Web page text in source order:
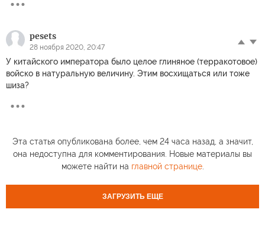
pesets
28 ноября 2020, 20:47
У китайского императора было целое глиняное (терракотовое)
войско в натуральную величину. Этим восхищаться или тоже
шиза?
Эта статья опубликована более, чем 24 часа назад, а значит,
она недоступна для комментирования. Новые материалы вы
можете найти на главной странице.
ЗАГРУЗИТЬ ЕЩЕ